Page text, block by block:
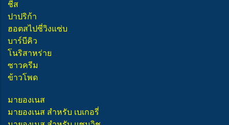
ชีส
ปาปริก้า
ฮอตสไปซี่วิงแซ่บ
บาร์บีคิว
โนริสาหร่าย
ซาวครีม
ข้าวโพด
มายองเนส
มายองเนส สำหรับ เบเกอรี่